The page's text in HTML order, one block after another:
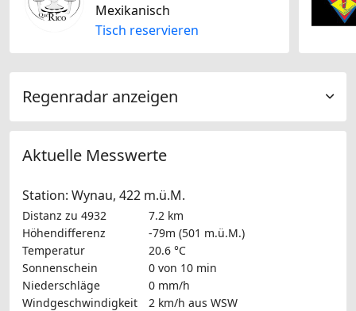
Mexikanisch
Tisch reservieren
Regenradar anzeigen
Aktuelle Messwerte
Station: Wynau, 422 m.ü.M.
Distanz zu 4932
7.2 km
Höhendifferenz
-79m (501 m.ü.M.)
Temperatur
20.6 °C
Sonnenschein
0 von 10 min
Niederschläge
0 mm/h
Windgeschwindigkeit
2 km/h aus WSW